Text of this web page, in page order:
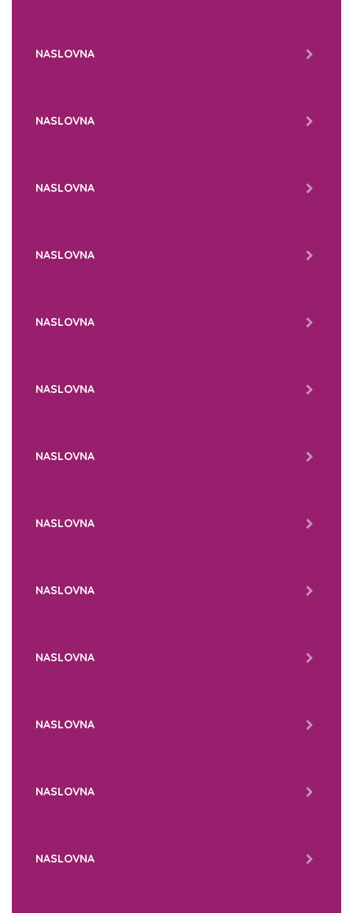
NASLOVNA
NASLOVNA
NASLOVNA
NASLOVNA
NASLOVNA
NASLOVNA
NASLOVNA
NASLOVNA
NASLOVNA
NASLOVNA
NASLOVNA
NASLOVNA
NASLOVNA